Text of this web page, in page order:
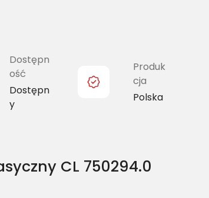
Dostępn
ość
Dostępn
y
Produk
cja
Polska
CL 750294.0